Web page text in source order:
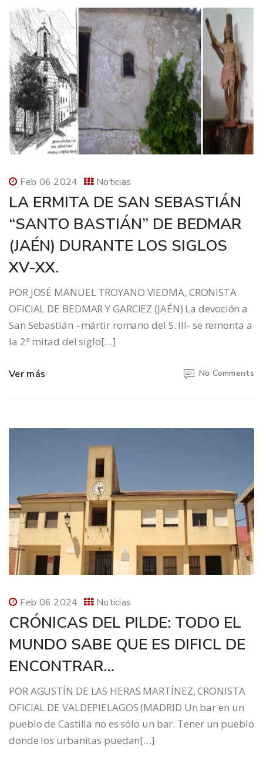
Feb 06 2024 Noticias
LA ERMITA DE SAN SEBASTIÁN
“SANTO BASTIÁN” DE BEDMAR
(JAÉN) DURANTE LOS SIGLOS
XV-XX.
POR JOSÉ MANUEL TROYANO VIEDMA, CRONISTA
OFICIAL DE BEDMAR Y GARCIEZ (JAÉN) La devoción a
San Sebastián –mártir romano del S. III- se remonta a
la 2ª mitad del siglo[…]
Ver más No Comments
Feb 06 2024 Noticias
CRÓNICAS DEL PILDE: TODO EL
MUNDO SABE QUE ES DIFICL DE
ENCONTRAR…
POR AGUSTÍN DE LAS HERAS MARTÍNEZ, CRONISTA
OFICIAL DE VALDEPIELAGOS (MADRID Un bar en un
pueblo de Castilla no es sólo un bar. Tener un pueblo
donde los urbanitas puedan[…]